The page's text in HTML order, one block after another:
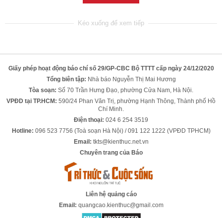
Giấy phép hoạt động báo chí số 29/GP-CBC Bộ TTTT cấp ngày 24/12/2020
Tổng biên tập: Nhà báo Nguyễn Thị Mai Hương
Tòa soạn: Số 70 Trần Hưng Đạo, phường Cửa Nam, Hà Nội.
VPĐD tại TP.HCM: 590/24 Phan Văn Trị, phường Hạnh Thông, Thành phố Hồ
Chí Minh.
Điện thoại: 024 6 254 3519
Hotline: 096 523 7756 (Toà soạn Hà Nội) / 091 122 1222 (VPĐD TPHCM)
Email: tkts@kienthuc.net.vn
Chuyên trang của Báo
Liên hệ quảng cáo
Email: quangcao.kienthuc@gmail.com